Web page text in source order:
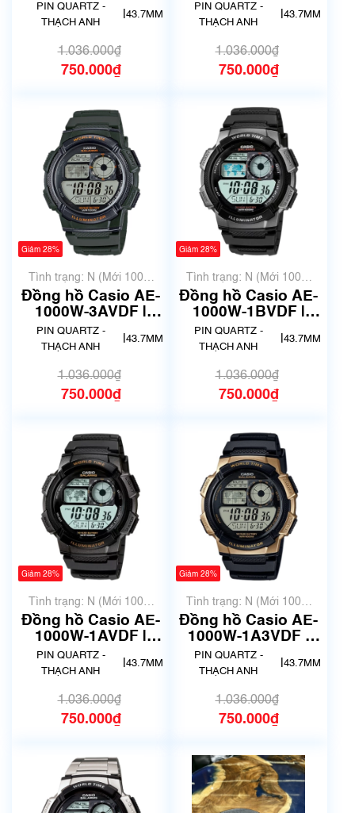
Chính hãng
PIN QUARTZ -
THẠCH ANH
43.7MM
1.036.000₫
750.000₫
Chính hãng
PIN QUARTZ -
THẠCH ANH
43.7MM
1.036.000₫
750.000₫
Giảm 28%
Tình trạng: N (Mới 100%
chưa qua sử dụng)
Đồng hồ Casio AE-
1000W-3AVDF |
Chính hãng
PIN QUARTZ -
THẠCH ANH
43.7MM
1.036.000₫
750.000₫
Giảm 28%
Tình trạng: N (Mới 100%
chưa qua sử dụng)
Đồng hồ Casio AE-
1000W-1BVDF |
Chính hãng
PIN QUARTZ -
THẠCH ANH
43.7MM
1.036.000₫
750.000₫
Giảm 28%
Tình trạng: N (Mới 100%
chưa qua sử dụng)
Đồng hồ Casio AE-
1000W-1AVDF |
Chính hãng
PIN QUARTZ -
THẠCH ANH
43.7MM
1.036.000₫
750.000₫
Giảm 28%
Tình trạng: N (Mới 100%
chưa qua sử dụng)
Đồng hồ Casio AE-
1000W-1A3VDF |
Chính hãng
PIN QUARTZ -
THẠCH ANH
43.7MM
1.036.000₫
750.000₫